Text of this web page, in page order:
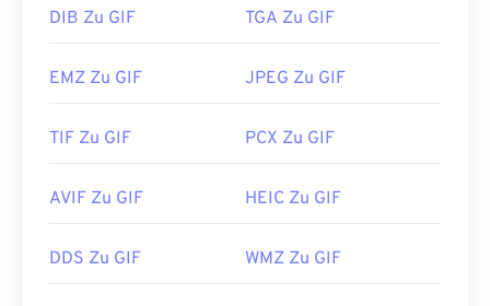
DIB Zu GIF TGA Zu GIF
EMZ Zu GIF JPEG Zu GIF
TIF Zu GIF PCX Zu GIF
AVIF Zu GIF HEIC Zu GIF
DDS Zu GIF WMZ Zu GIF